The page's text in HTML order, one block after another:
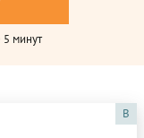
минут
B